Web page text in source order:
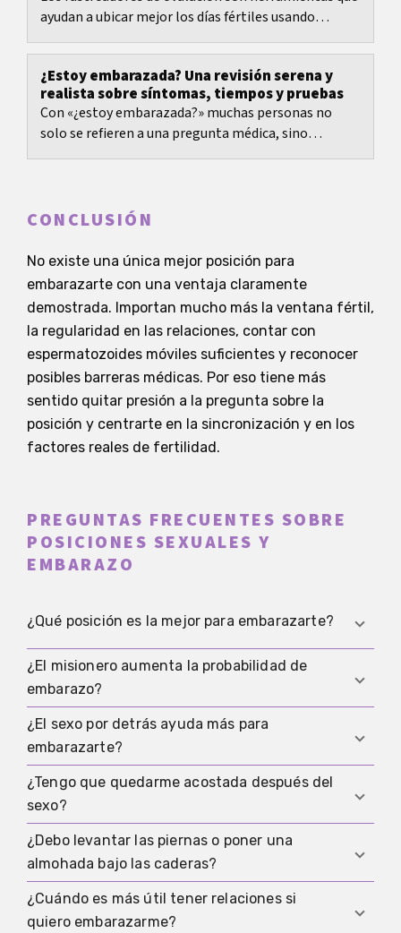
ayudan a ubicar mejor los días fértiles usando
hormonas, temperatura o señales corporales...
¿Estoy embarazada? Una revisión serena y
realista sobre síntomas, tiempos y pruebas
Con «¿estoy embarazada?» muchas personas no
solo se refieren a una pregunta médica, sino
también a un sentimiento: necesito seguridad
CONCLUSIÓN
No existe una única mejor posición para
embarazarte con una ventaja claramente
demostrada. Importan mucho más la ventana fértil,
la regularidad en las relaciones, contar con
espermatozoides móviles suficientes y reconocer
posibles barreras médicas. Por eso tiene más
sentido quitar presión a la pregunta sobre la
posición y centrarte en la sincronización y en los
factores reales de fertilidad.
PREGUNTAS FRECUENTES SOBRE
POSICIONES SEXUALES Y
EMBARAZO
¿Qué posición es la mejor para embarazarte?
Según el conocimiento actual, ninguna está
claramente demostrada. Importan más las
relaciones en la ventana fértil y factores como la
ovulación y la calidad del semen.
¿El misionero aumenta la probabilidad de
embarazo?
Se dice a menudo, pero no está claramente
demostrado. Si les resulta cómodo, está bien,
solo que no se ha probado médicamente que sea
superior.
¿El sexo por detrás ayuda más para
embarazarte?
Tampoco hay una prueba sólida de eso. La
penetración profunda puede sonar lógica, pero la
lógica por sí sola no es evidencia médica.
¿Tengo que quedarme acostada después del
sexo?
No. Quedarte unos minutos acostada está bien,
pero no se considera un factor decisivo en la
concepción natural.
¿Debo levantar las piernas o poner una
almohada bajo las caderas?
Eso es más bien un ritual conocido que un
¿Cuándo es más útil tener relaciones si
quiero embarazarme?